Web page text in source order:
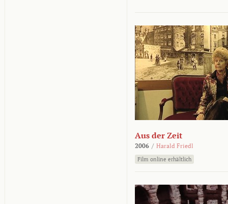
Aus der Zeit
2006 / Harald Friedl
Film online erhältlich